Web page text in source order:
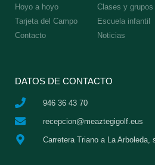
Hoyo a hoyo
Tarjeta del Campo
Contacto
Clases y grupos
Escuela infantil
Noticias
DATOS DE CONTACTO
946 36 43 70
recepcion@meaztegigolf.eus
Carretera Triano a La